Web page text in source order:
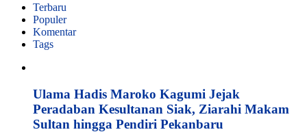
Terbaru
Populer
Komentar
Tags
Ulama Hadis Maroko Kagumi Jejak
Peradaban Kesultanan Siak, Ziarahi Makam
Sultan hingga Pendiri Pekanbaru